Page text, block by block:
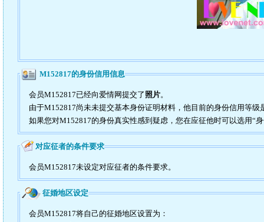
M152817的身份信用信息
会员M152817已经向爱情网提交了 照片。
由于M152817尚未未提交基本身份证明材料，他目前的身份信用等级
如果您对M152817的身份真实性感到疑虑，您在应征他时可以选用“
对应征者的条件要求
会员M152817未设定对应征者的条件要求。
征婚地区设定
会员M152817将自己的征婚地区设置为：